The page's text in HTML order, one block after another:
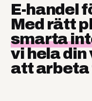
E-handel
Med rätt
smarta
vi hela
att